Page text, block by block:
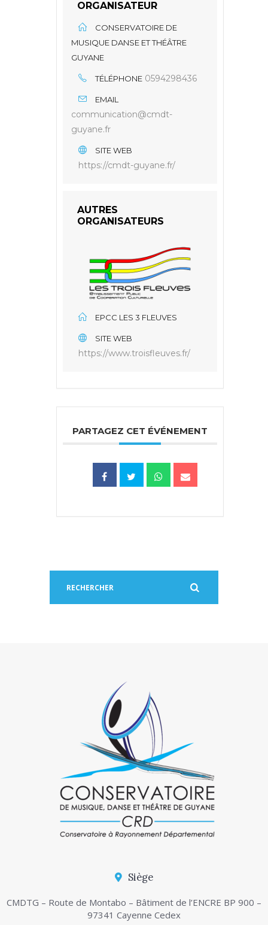
ORGANISATEUR
CONSERVATOIRE DE
MUSIQUE DANSE ET THÉÂTRE
GUYANE
TÉLÉPHONE 0594298436
EMAIL
communication@cmdt-
guyane.fr
SITE WEB
https://cmdt-guyane.fr/
AUTRES
ORGANISATEURS
EPCC LES 3 FLEUVES
SITE WEB
https://www.troisfleuves.fr/
PARTAGEZ CET ÉVÉNEMENT
Siège
CMDTG – Route de Montabo – Bâtiment de l’ENCRE BP 900 –
97341 Cayenne Cedex